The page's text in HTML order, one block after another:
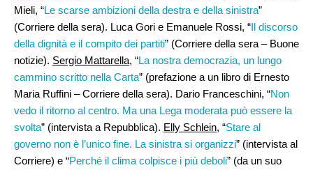
Mieli, “Le scarse ambizioni della destra e della sinistra”
(Corriere della sera). Luca Gori e Emanuele Rossi, “Il discorso
della dignità e il compito dei partiti” (Corriere della sera – Buone
notizie). Sergio Mattarella, “La nostra democrazia, un lungo
cammino scritto nella Carta” (prefazione a un libro di Ernesto
Maria Ruffini – Corriere della sera). Dario Franceschini, “Non
vedo il ritorno al centro. Ma una Lega moderata può essere la
svolta” (intervista a Repubblica). Elly Schlein, “Stare al
governo non è l’unico fine. La sinistra si organizzi” (intervista al
Corriere) e “Perché il clima colpisce i più deboli” (da un suo